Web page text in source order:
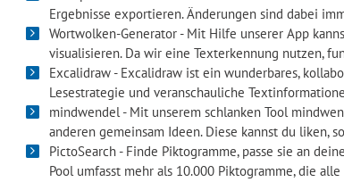
Ergebnisse exportieren. Änderungen sind dabei
Wortwolken-Generator - Mit Hilfe unserer App
visualisieren. Da wir eine Texterkennung nutzen,
Excalidraw - Excalidraw ist ein wunderbares,
Lesestrategie und veranschauliche
mindwendel - Mit unserem schlanken Tool
anderen gemeinsam Ideen. Diese kannst du liken,
PictoSearch - Finde Piktogramme, passe sie an
Pool umfasst mehr als 10.000 Piktogramme, die